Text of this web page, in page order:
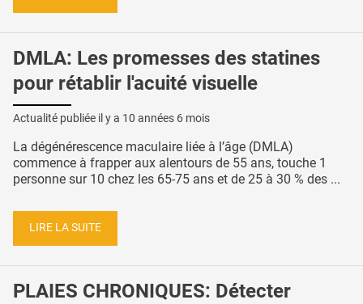
DMLA: Les promesses des statines
pour rétablir l'acuité visuelle
Actualité publiée il y a 10 années 6 mois
La dégénérescence maculaire liée à l’âge (DMLA)
commence à frapper aux alentours de 55 ans, touche 1
personne sur 10 chez les 65-75 ans et de 25 à 30 % des ...
LIRE LA SUITE
PLAIES CHRONIQUES: Détecter